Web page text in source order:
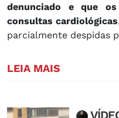
denunciado e que
consultas cardiológicas
parcialmente despidas
LEIA MAIS